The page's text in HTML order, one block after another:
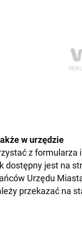
w urzędzie
z
dostępny jest na
Urzędu
przekazać na